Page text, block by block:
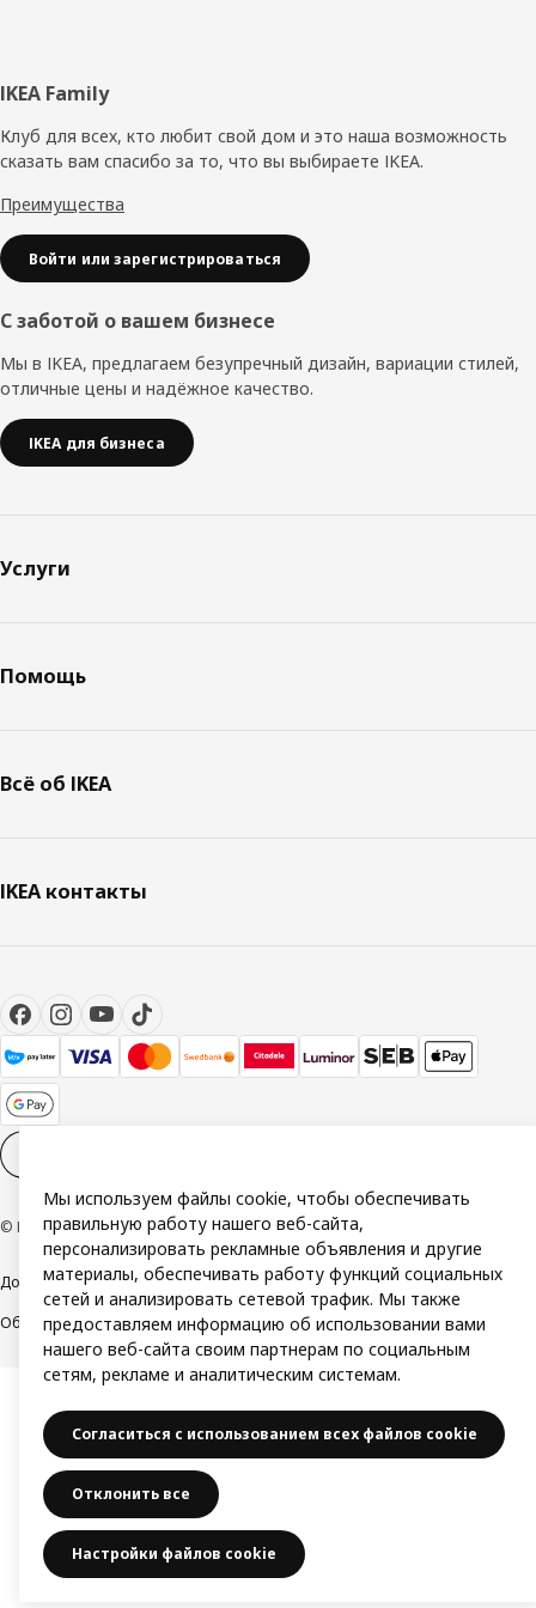
Разработчик ассортимента Хорхе Омар Сантойо
Энайне рассказывает: «Создавать развивающие
материалы без текста сложно. Но я думаю, что мы
неплохо справились — с книгой для раскрашивания
SANDLÖPARE вы узнаете, какой у птиц размах крыльев
и как определить животное по отпечатку лапы».
Смотрите, как комната оживает
Чтобы устроить саванну дома, много не нужно.
табурет или приклейте декоративные наклейки на
стены и стойки кровати, и вот детская превратилась в
настоящее царство животных!
Нижний
колонтитул
IKEA Family
Клуб для всех, кто любит свой дом и это наша возможность
сказать вам спасибо за то, что вы выбираете IKEA.
Преимущества
Войти или зарегистрироваться
С заботой о вашем бизнесе
Мы в IKEA, предлагаем безупречный дизайн, вариации стилей,
отличные цены и надёжное качество.
IKEA для бизнеса
Услуги
Помощь
Всё об IKEA
IKEA контакты
© Inter IKEA Systems B.V. 1999-2026
ДоступностьПолитика конфиденциальности и использования cookie
Общие условияСвяжитесь с нами
Мы используем файлы cookie, чтобы обеспечивать
правильную работу нашего веб-сайта,
персонализировать рекламные объявления и другие
материалы, обеспечивать работу функций социальных
сетей и анализировать сетевой трафик. Мы также
предоставляем информацию об использовании вами
нашего веб-сайта своим партнерам по социальным
сетям, рекламе и аналитическим системам.
Согласиться с использованием всех файлов cookie
Отклонить все
Настройки файлов cookie